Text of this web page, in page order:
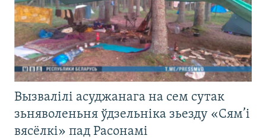
Вызвалілі асуджанага на сем сутак
зьняволеньня ўдзельніка зьезду «Сям’і
вясёлкі» пад Расонамі